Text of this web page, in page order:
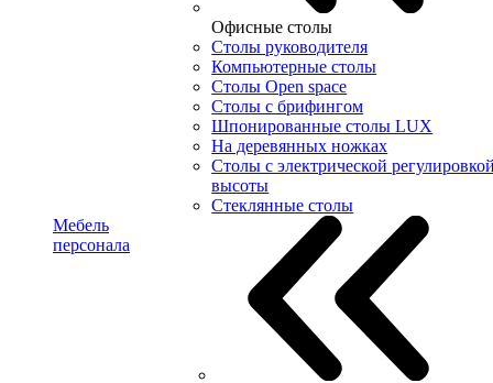
Офисные столы
Столы руководителя
Компьютерные столы
Столы Open space
Столы с брифингом
Шпонированные столы LUX
На деревянных ножках
Столы с электрической
высоты
Стеклянные столы
Мебель
персонала